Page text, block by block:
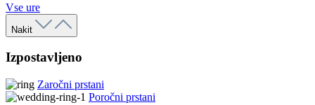
Vse ure
Nakit
Izpostavljeno
Zaročni prstani
Poročni prstani